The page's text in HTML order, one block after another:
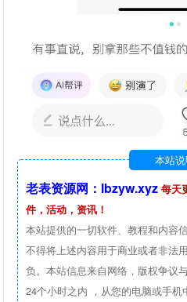
本站
老表资源网：lbzyw.xyz 每天
件，活动，资讯！
本站提供的一切软件、教程和内容
不得将上述内容用于商业或者非法
负。本站信息来自网络，版权争议
24个小时之内 ，从您的电脑或手机